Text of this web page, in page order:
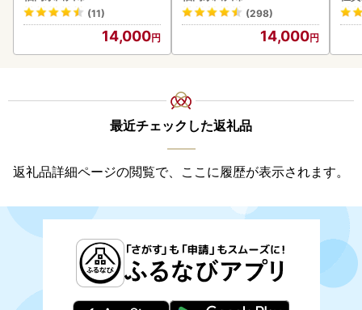
(11)
14,000
(298)
14,000
最近チェックした返礼品
返礼品詳細ページの閲覧で、ここに履歴が表示されます。